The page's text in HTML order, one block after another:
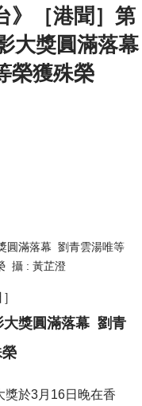
》［港聞］第
大獎圓滿落幕
榮獲殊榮
圓滿落幕  劉青雲湯唯等
攝 : 黃芷澄
獎圓滿落幕  劉青
獎於3月16日晚在香